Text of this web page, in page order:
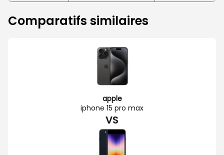
Comparatifs similaires
apple
iphone 15 pro max
VS